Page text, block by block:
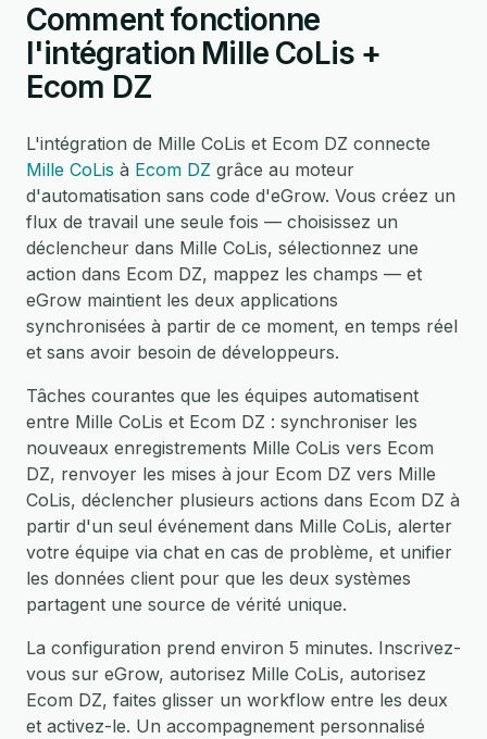
Comment fonctionne
l'intégration Mille CoLis +
Ecom DZ
L'intégration de Mille CoLis et Ecom DZ connecte
Mille CoLis à Ecom DZ grâce au moteur
d'automatisation sans code d'eGrow. Vous créez un
flux de travail une seule fois — choisissez un
déclencheur dans Mille CoLis, sélectionnez une
action dans Ecom DZ, mappez les champs — et
eGrow maintient les deux applications
synchronisées à partir de ce moment, en temps réel
et sans avoir besoin de développeurs.
Tâches courantes que les équipes automatisent
entre Mille CoLis et Ecom DZ : synchroniser les
nouveaux enregistrements Mille CoLis vers Ecom
DZ, renvoyer les mises à jour Ecom DZ vers Mille
CoLis, déclencher plusieurs actions dans Ecom DZ à
partir d'un seul événement dans Mille CoLis, alerter
votre équipe via chat en cas de problème, et unifier
les données client pour que les deux systèmes
partagent une source de vérité unique.
La configuration prend environ 5 minutes. Inscrivez-
vous sur eGrow, autorisez Mille CoLis, autorisez
Ecom DZ, faites glisser un workflow entre les deux
et activez-le. Un accompagnement personnalisé